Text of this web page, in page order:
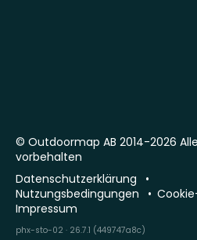
© Outdoormap AB 2014-2026
vorbehalten
Datenschutzerklärung
Nutzungsbedingungen
Impressum
phx-sto-02 · 26.7.1 (449747a8c)